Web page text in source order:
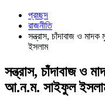
প্রচ্ছদ
রাজনীতি
সন্ত্রাস, চাঁদাবাজ ও
ইসলাম
সন্ত্রাস, চাঁদাবাজ ও
আ.ন.ম. সাইফুল